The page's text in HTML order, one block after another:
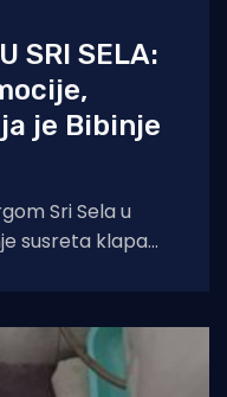
SRI SELA:
je Bibinje
Sri Sela u
susreta klapa